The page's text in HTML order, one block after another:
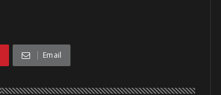
Email